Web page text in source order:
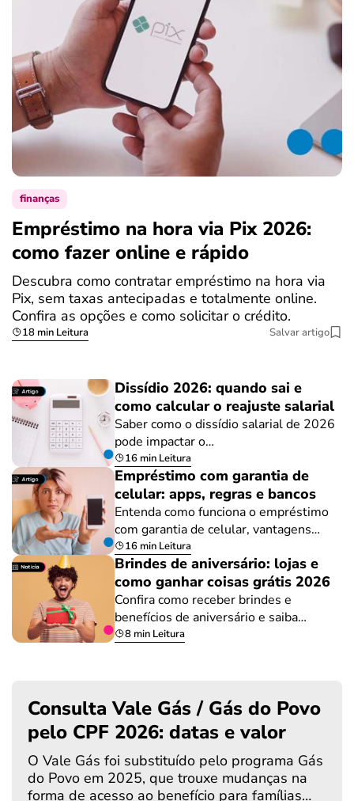
finanças
Empréstimo na hora via Pix 2026:
como fazer online e rápido
Descubra como contratar empréstimo na hora via
Pix, sem taxas antecipadas e totalmente online.
Confira as opções e como solicitar o crédito.
18 min Leitura Salvar artigo
Dissídio 2026: quando sai e
como calcular o reajuste salarial
Saber como o dissídio salarial de 2026
pode impactar o…
16 min Leitura
Empréstimo com garantia de
celular: apps, regras e bancos
Entenda como funciona o empréstimo
com garantia de celular, vantagens…
16 min Leitura
Brindes de aniversário: lojas e
como ganhar coisas grátis 2026
Confira como receber brindes e
benefícios de aniversário e saiba…
8 min Leitura
Consulta Vale Gás / Gás do Povo
pelo CPF 2026: datas e valor
O Vale Gás foi substituído pelo programa Gás
do Povo em 2025, que trouxe mudanças na
forma de acesso ao benefício para famílias…